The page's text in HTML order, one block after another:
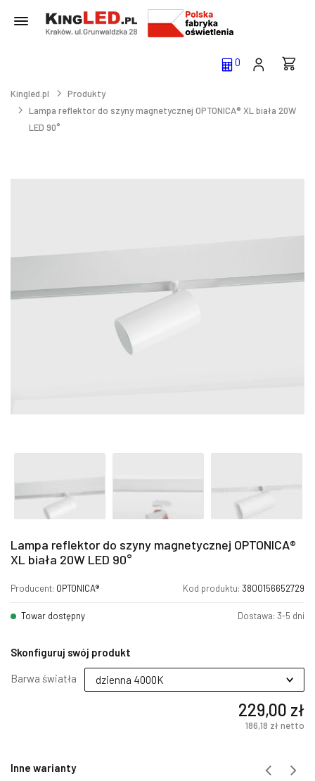
0
Kingled.pl
Produkty
Lampa reflektor do szyny magnetycznej OPTONICA® XL biała 20W
LED 90°
Lampa reflektor do szyny magnetycznej OPTONICA®
XL biała 20W LED 90°
Producent: OPTONICA® Kod produktu: 3800156652729
Towar dostępny Dostawa: 3-5 dni
Skonfiguruj swój produkt
Barwa światła
229,00 zł
186,18 złnetto
Inne warianty